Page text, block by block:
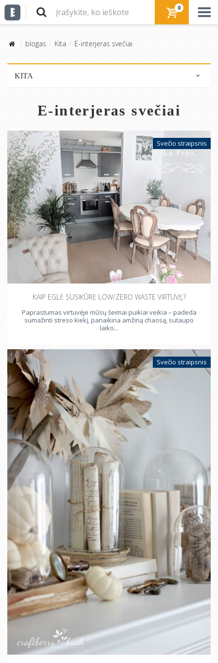
0
blogas Kita E-interjeras svečiai
KITA
Interviu
E-interjeras svečiai
Dizaino objektai
Daiktų istorijos
E-interjeras svečiai
Svečio straipsnis
KAIP EGLĖ SUSIKŪRĖ LOW/ZERO WASTE VIRTUVĘ?
Paprastumas virtuvėje mūsų šeimai puikiai veikia – padeda
sumažinti streso kiekį, panaikina amžiną chaosą, sutaupo
laiko...
Svečio straipsnis